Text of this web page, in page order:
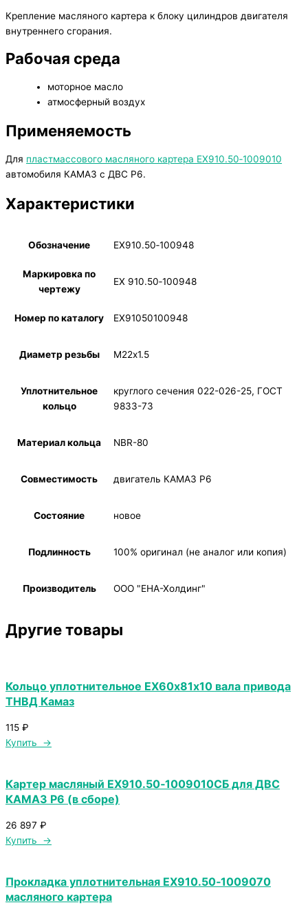
Крепление масляного картера к блоку цилиндров двигателя
внутреннего сгорания.
Рабочая среда
моторное масло
атмосферный воздух
Применяемость
Для пластмассового масляного картера ЕХ910.50‑1009010
автомобиля КАМАЗ с ДВС Р6.
Характеристики
Обозначение ЕХ910.50‑100948
Маркировка по
чертежу
EX 910.50‑100948
Номер по каталогу ЕХ91050100948
Диаметр резьбы М22х1.5
Уплотнительное
кольцо
круглого сечения 022-026-25, ГОСТ
9833-73
Материал кольца NBR-80
Совместимость двигатель КАМАЗ Р6
Состояние новое
Подлинность 100% оригинал (не аналог или копия)
Производитель ООО "ЕНА-Холдинг"
Другие товары
Кольцо уплотнительное ЕХ60х81х10 вала привода
ТНВД Камаз
115 ₽
Купить →
Картер масляный ЕХ910.50‑1009010СБ для ДВС
КАМАЗ Р6 (в сборе)
26 897 ₽
Купить →
Прокладка уплотнительная ЕХ910.50‑1009070
масляного картера